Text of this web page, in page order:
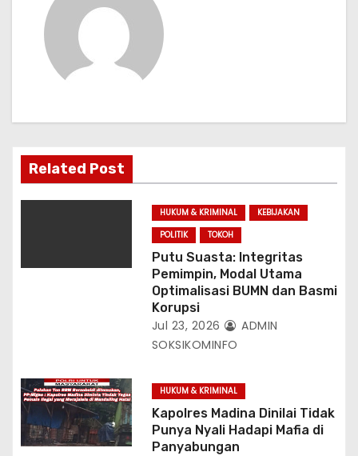
s
Related Post
HUKUM & KRIMINAL
KEBIJAKAN
POLITIK
TOKOH
Putu Suasta: Integritas
Pemimpin, Modal Utama
Optimalisasi BUMN dan Basmi
Korupsi
Jul 23, 2026
ADMIN
SOKSIKOMINFO
HUKUM & KRIMINAL
Kapolres Madina Dinilai Tidak
Punya Nyali Hadapi Mafia di
Panyabungan